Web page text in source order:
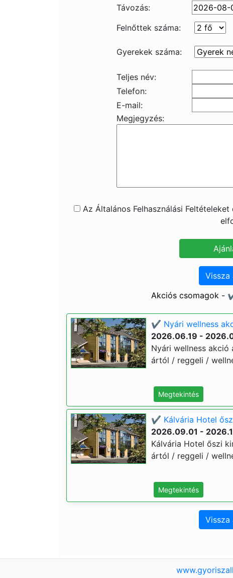
Távozás:
Felnőttek száma:
Gyerekek száma:
Teljes név:
Telefon:
E-mail:
Megjegyzés:
Az Általános Felhasználási
Vissza
Akciós csomagok -
✔️ Nyári wellness
2026.06.19 -
Nyári wellness akció
ártól / reggeli /
Megtekintés
✔️ Kálvária Hotel
2026.09.01 -
Kálvária Hotel őszi
ártól / reggeli /
Megtekintés
Vissza